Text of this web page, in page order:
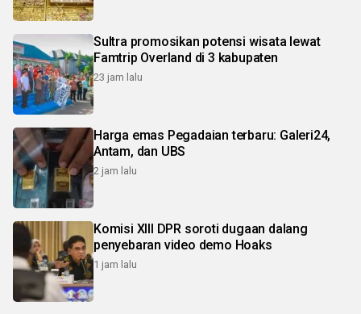
Sultra promosikan potensi wisata lewat
Famtrip Overland di 3 kabupaten
23 jam lalu
Harga emas Pegadaian terbaru: Galeri24,
Antam, dan UBS
2 jam lalu
Komisi XIII DPR soroti dugaan dalang
penyebaran video demo Hoaks
1 jam lalu